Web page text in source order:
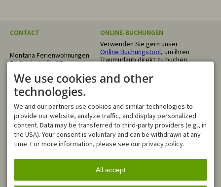
CONTACT
Montana Ferienwohnungen
Trettachstraße 17
GERMANY
Tel.
+49 8322 4055
info@montana-
ferienwohnungen.de
ONLINE-BUCHUNGEN
Verwenden Sie gern unser
Online Buchungstool, um ihren
Traumurlaub direkt zu buchen.
NEWSLETTER
Bleiben Sie immer Informiert!
Für den Newsletter anmelden
OPENING HOURS
Mo - Fr
08:00-12:00
Sa, Su
closed
In Notfällen sind wir außerhalb
Sie erreichbar.
We use cookies and other
technologies.
We and our partners use cookies and similar technologies to
provide our website, analyze traffic, and display personalized
content. Data may be transferred to third-party providers (e.g., in
the USA). Your consent is voluntary and can be withdrawn at any
time. For more information, please see our privacy policy.
All accept